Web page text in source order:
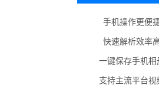
手机操作更便
快速解析效率
一键保存手机相
支持主流平台视